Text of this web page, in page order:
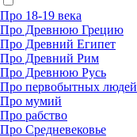
Про 18-19 века
Про Древнюю Грецию
Про Древний Египет
Про Древний Рим
Про Древнюю Русь
Про первобытных людей
Про мумий
Про рабство
Про Средневековье